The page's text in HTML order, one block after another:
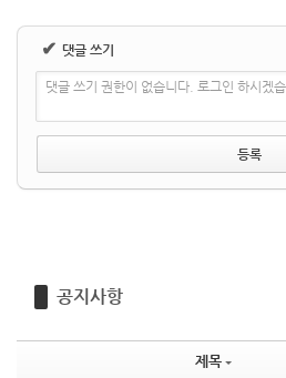
✔ 댓글 쓰기
댓글 쓰기 권한이 없습니다. 로그인 하시겠
공지사항
제목